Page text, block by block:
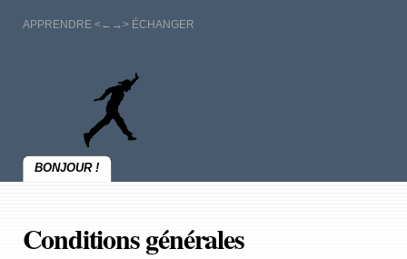
APPRENDRE <←→> ÉCHANGER
BONJOUR !
Conditions générales